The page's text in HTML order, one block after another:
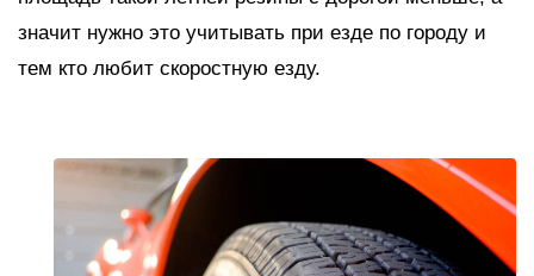
значит нужно это учитывать при езде по городу и
тем кто любит скоростную езду.